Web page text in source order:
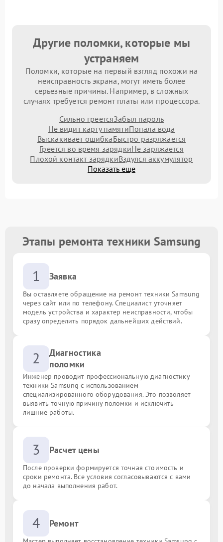
Другие поломки, которые мы
устраняем
Поломки, которые на первый взгляд похожи на
неисправность экрана, могут иметь более
серьезные причины. Например, в сложных
случаях требуется ремонт платы или процессора.
Сильно греетсяЗабыл пароль
Не видит карту памятиПопала вода
Выскакивает ошибкаБыстро разряжается
Греется во время зарядкиНе заряжается
Плохой контакт зарядкиВздулся аккумулятор
Показать еще
Этапы ремонта техники Samsung
1 Заявка
Вы оставляете обращение на ремонт техники Samsung
через сайт или по телефону. Специалист уточняет
модель устройства и характер неисправности, чтобы
сразу определить порядок дальнейших действий.
2
Диагностика
поломки
Инженер проводит профессиональную диагностику
техники Samsung с использованием
специализированного оборудования. Это позволяет
выявить точную причину поломки и исключить
лишние работы.
3 Расчет цены
После проверки формируется точная стоимость и
сроки ремонта. Все условия согласовываются с вами
до начала выполнения работ.
4 Ремонт